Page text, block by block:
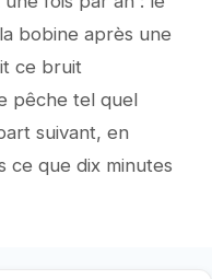
bobine après une
ce bruit
pêche tel quel
suivant, en
ce que dix minutes